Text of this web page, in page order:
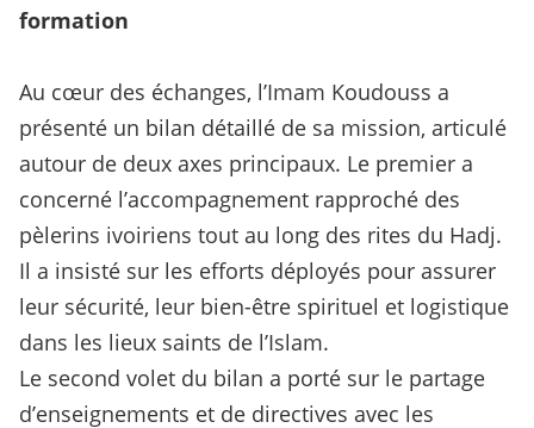
formation
Au cœur des échanges, l’Imam Koudouss a
présenté un bilan détaillé de sa mission, articulé
autour de deux axes principaux. Le premier a
concerné l’accompagnement rapproché des
pèlerins ivoiriens tout au long des rites du Hadj.
Il a insisté sur les efforts déployés pour assurer
leur sécurité, leur bien-être spirituel et logistique
dans les lieux saints de l’Islam.
Le second volet du bilan a porté sur le partage
d’enseignements et de directives avec les